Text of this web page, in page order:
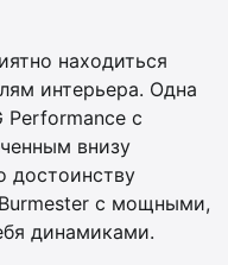
находиться
интерьера. Одна
Performance с
внизу
достоинству
с мощными,
динамиками.